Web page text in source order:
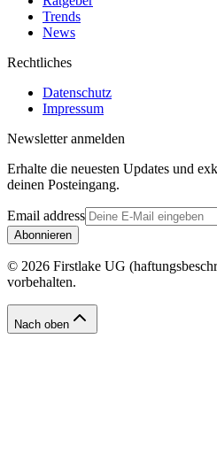
Trends
News
Rechtliches
Datenschutz
Impressum
Newsletter anmelden
Erhalte die neuesten Updates und
deinen Posteingang.
Email address
Abonnieren
© 2026 Firstlake UG
vorbehalten.
Nach oben